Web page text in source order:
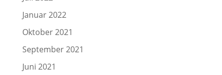
Januar 2022
Oktober 2021
September 2021
Juni 2021